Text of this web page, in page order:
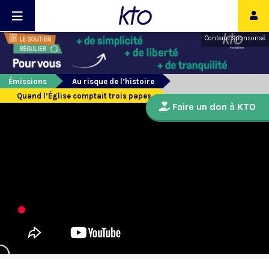
Contenu sponsorisé
Émissions
Au risque de l’histoire
Quand l’Église comptait trois papes
Faire un don à KTO